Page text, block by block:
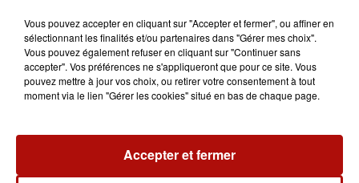
0:00 1 min 26 sec
TUI PRÉPARE SA SAISON ESTIVALE AU DÉPART DE
LILLE
Vous pouvez accepter en cliquant sur "Accepter et fermer", ou affiner en
sélectionnant les finalités et/ou partenaires dans "Gérer mes choix".
Vous pouvez également refuser en cliquant sur "Continuer sans
accepter". Vos préférences ne s'appliqueront que pour ce site. Vous
pouvez mettre à jour vos choix, ou retirer votre consentement à tout
moment via le lien "Gérer les cookies" situé en bas de chaque page.
Accepter et fermer